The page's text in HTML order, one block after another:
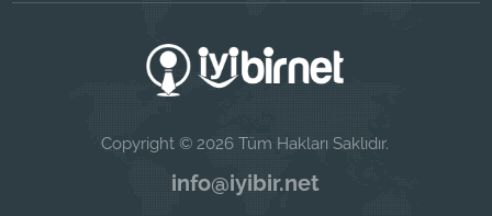
Copyright © 2026 Tüm Hakları Saklıdır.
info@iyibir.net